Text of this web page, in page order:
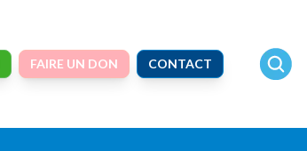
FAIRE UN DON CONTACT